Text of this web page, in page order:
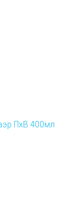
ПхВ 400мл